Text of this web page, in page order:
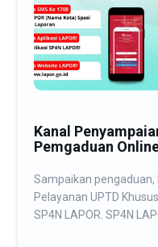
Kanal
Pemgaduan
Sampaikan
Pelayanan UPTD
SP4N LAPOR. SP4N